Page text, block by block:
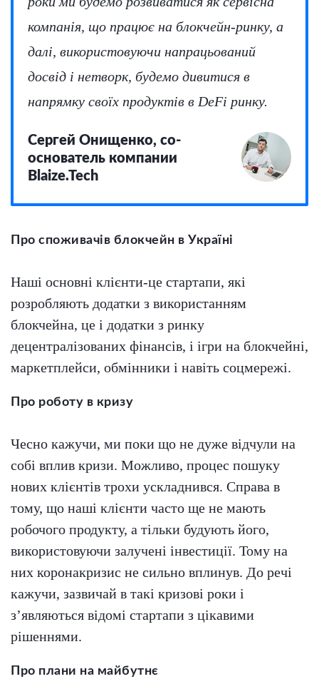
компанія, що працює на блокчейн-ринку, а
далі, використовуючи напрацьований
досвід і нетворк, будемо дивитися в
напрямку своїх продуктів в DeFi ринку.
Сергей Онищенко, со-
основатель компании
Blaize.Tech
Про споживачів блокчейн в Україні
Наші основні клієнти-це стартапи, які
розробляють додатки з використанням
блокчейна, це і додатки з ринку
децентралізованих фінансів, і ігри на блокчейні,
маркетплейси, обмінники і навіть соцмережі.
Про роботу в кризу
Чесно кажучи, ми поки що не дуже відчули на
собі вплив кризи. Можливо, процес пошуку
нових клієнтів трохи ускладнився. Справа в
тому, що наші клієнти часто ще не мають
робочого продукту, а тільки будують його,
використовуючи залучені інвестиції. Тому на
них коронакризис не сильно вплинув. До речі
кажучи, зазвичай в такі кризові роки і
з’являються відомі стартапи з цікавими
рішеннями.
Про плани на майбутнє